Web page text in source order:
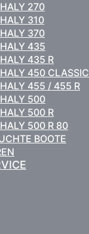
270
310
370
435
435 R
450 CLASSIC
455 / 455 R
500
500 R
500 R 80
BOOTE